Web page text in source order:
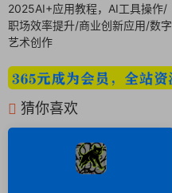
2025AI+应用教程，AI工具操作/
职场效率提升/商业创新应用/数字
艺术创作
猜你喜欢